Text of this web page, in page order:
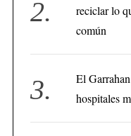
reciclar lo
común
El
hospitales